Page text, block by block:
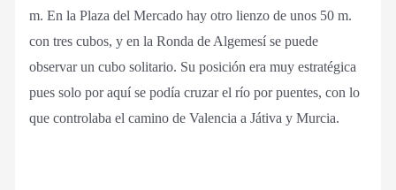
m. En la Plaza del Mercado hay otro lienzo de unos 50 m.
con tres cubos, y en la Ronda de Algemesí se puede
observar un cubo solitario. Su posición era muy estratégica
pues solo por aquí se podía cruzar el río por puentes, con lo
que controlaba el camino de Valencia a Játiva y Murcia.